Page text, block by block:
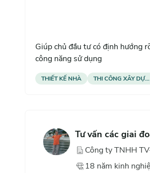
Giúp chủ đầu tư có định hướng
công năng sử dụng
THIẾT KẾ NHÀ THI CÔNG XÂY DỰ...
Tư vấn các giai
Công ty TNHH
18 năm kinh